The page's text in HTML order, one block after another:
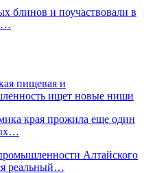
блинов и поучаствовали в
пищевая и
ищет новые ниши
края прожила еще один
Алтайского
реальный…